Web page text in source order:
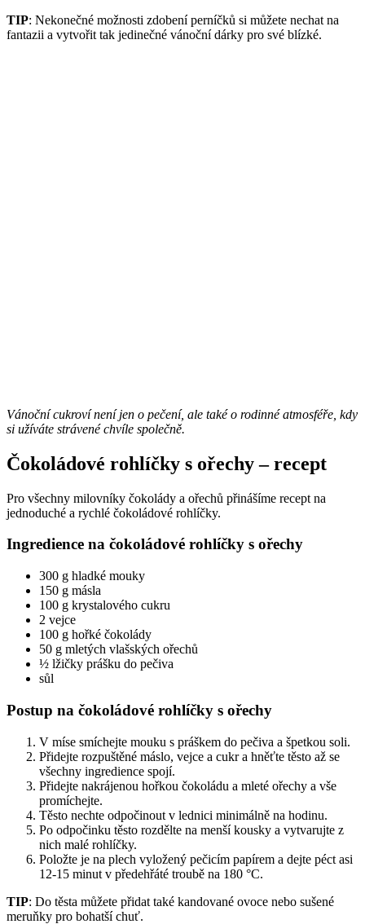
TIP: Nekonečné možnosti zdobení perníčků si můžete nechat na
fantazii a vytvořit tak jedinečné vánoční dárky pro své blízké.
Vánoční cukroví není jen o pečení, ale také o rodinné atmosféře, kdy
si užíváte strávené chvíle společně.
Čokoládové rohlíčky s ořechy – recept
Pro všechny milovníky čokolády a ořechů přinášíme recept na
jednoduché a rychlé čokoládové rohlíčky.
Ingredience na čokoládové rohlíčky s ořechy
300 g hladké mouky
150 g másla
100 g krystalového cukru
2 vejce
100 g hořké čokolády
50 g mletých vlašských ořechů
½ lžičky prášku do pečiva
sůl
Postup na čokoládové rohlíčky s ořechy
V míse smíchejte mouku s práškem do pečiva a špetkou soli.
Přidejte rozpuštěné máslo, vejce a cukr a hněťte těsto až se
všechny ingredience spojí.
Přidejte nakrájenou hořkou čokoládu a mleté ořechy a vše
promíchejte.
Těsto nechte odpočinout v lednici minimálně na hodinu.
Po odpočinku těsto rozdělte na menší kousky a vytvarujte z
nich malé rohlíčky.
Položte je na plech vyložený pečicím papírem a dejte péct asi
12-15 minut v předehřáté troubě na 180 °C.
TIP: Do těsta můžete přidat také kandované ovoce nebo sušené
meruňky pro bohatší chuť.